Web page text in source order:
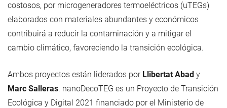
costosos, por microgeneradores termoeléctricos (uTEGs)
elaborados con materiales abundantes y económicos
contribuirá a reducir la contaminación y a mitigar el
cambio climático, favoreciendo la transición ecológica.
Ambos proyectos están liderados por Llibertat Abad y
Marc Salleras. nanoDecoTEG es un Proyecto de Transición
Ecológica y Digital 2021 financiado por el Ministerio de